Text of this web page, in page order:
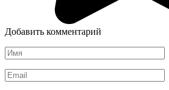
Добавить комментарий
Имя
*
Email
*